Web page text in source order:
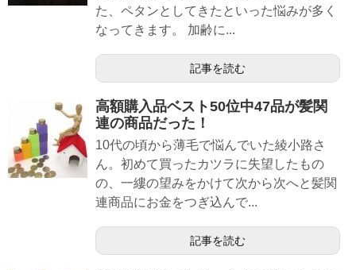
た、ペタンとしてきたといった悩みが多く
なってきます。 加齢に...
記事を読む
高額購入品ベスト50位中47品が髪関
連の商品だった！
10代の頃から薄毛で悩んでいた綾小路さ
ん。初めて買ったカツラに失望したもの
の、一縷の望みをかけて次から次へと髪関
連商品にお金をつぎ込んで...
記事を読む